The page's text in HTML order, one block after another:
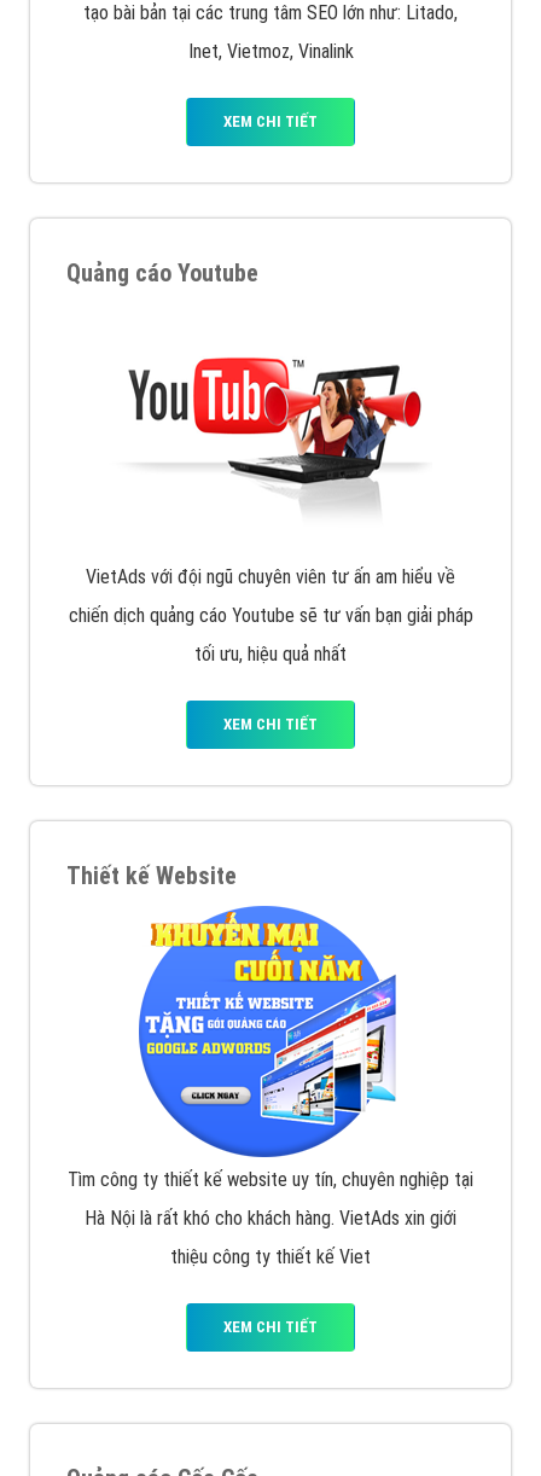
tạo bài bản tại các trung tâm SEO lớn như: Litado,
Inet, Vietmoz, Vinalink
XEM CHI TIẾT
Quảng cáo Youtube
VietAds với đội ngũ chuyên viên tư ấn am hiểu về
chiến dịch quảng cáo Youtube sẽ tư vấn bạn giải pháp
tối ưu, hiệu quả nhất
XEM CHI TIẾT
Thiết kế Website
Tìm công ty thiết kế website uy tín, chuyên nghiệp tại
Hà Nội là rất khó cho khách hàng. VietAds xin giới
thiệu công ty thiết kế Viet
XEM CHI TIẾT